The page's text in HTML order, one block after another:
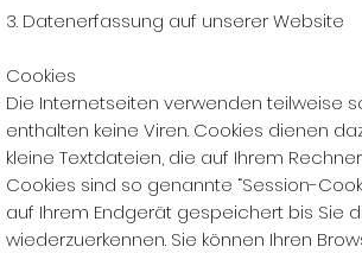
3. Datenerfassung auf unserer Website
Cookies
Die Internetseiten verwenden teilweise
enthalten keine Viren. Cookies dienen
kleine Textdateien, die auf Ihrem
Cookies sind so genannte “Session-
auf Ihrem Endgerät gespeichert bis Sie
wiederzuerkennen. Sie können Ihren